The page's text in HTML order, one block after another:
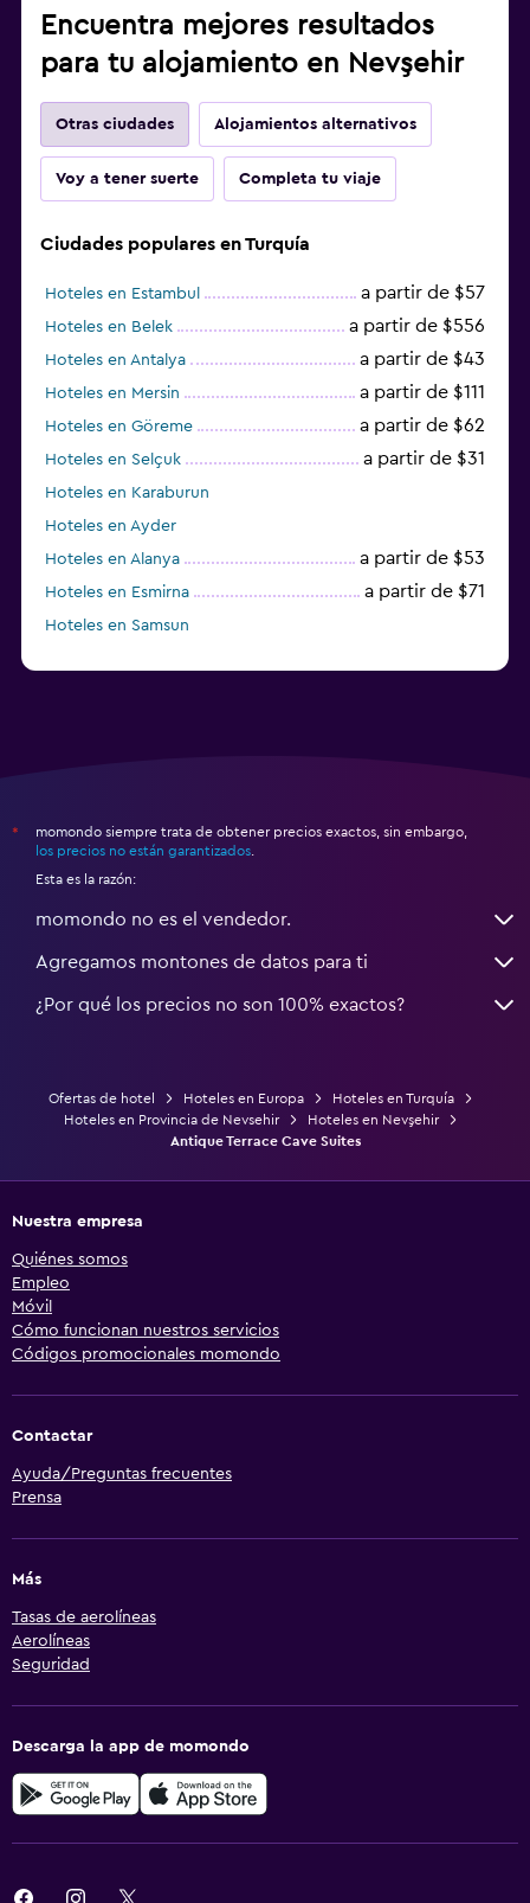
Encuentra mejores resultados
para tu alojamiento en Nevşehir
Otras ciudades Alojamientos alternativos
Voy a tener suerte Completa tu viaje
Ciudades populares en Turquía
Hoteles en Estambul a partir de $57
Hoteles en Belek a partir de $556
Hoteles en Antalya a partir de $43
Hoteles en Mersin a partir de $111
Hoteles en Göreme a partir de $62
Hoteles en Selçuk a partir de $31
Hoteles en Karaburun
Hoteles en Ayder
Hoteles en Alanya
a partir de $53
Hoteles en Esmirna a partir de $71
Hoteles en Samsun
*
momondo siempre trata de obtener precios exactos, sin embargo,
los precios no están garantizados
Esta es la razón:
momondo no es el vendedor.
Agregamos montones de datos para ti
¿Por qué los precios no son 100% exactos?
Ofertas de hotel Hoteles en Europa
Hoteles en Turquía
Hoteles en Provincia de Nevsehir
Hoteles en Nevşehir
Antique Terrace Cave Suites
Nuestra empresa
Quiénes somos
Empleo
Móvil
Cómo funcionan nuestros servicios
Códigos promocionales momondo
Contactar
Ayuda/Preguntas frecuentes
Prensa
Más
Tasas de aerolíneas
Aerolíneas
Seguridad
Descarga la app de momondo